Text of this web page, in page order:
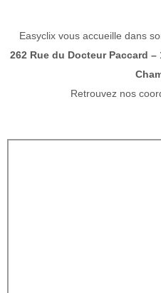
Easyclix vous accueille dans
262 Rue du Docteur Paccard –
Retrouvez nos